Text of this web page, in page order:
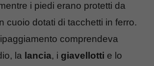
i piedi erano protetti da
cuoio dotati di tacchetti in ferro.
comprendeva
la lancia, i giavellotti e lo